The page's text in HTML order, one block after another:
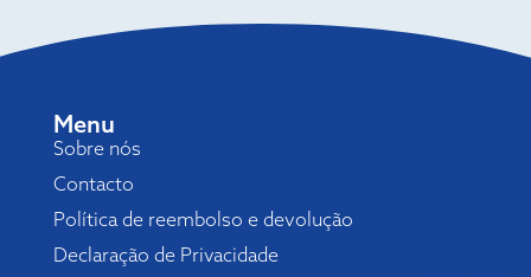
Menu
Sobre nós
Contacto
Política de reembolso e devolução
Declaração de Privacidade